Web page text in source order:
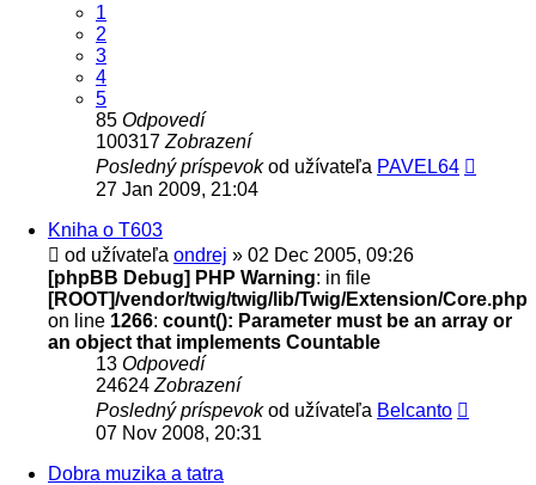
1
2
3
4
5
85 Odpovedí
100317 Zobrazení
Posledný príspevokod užívateľa PAVEL64
27 Jan 2009, 21:04
Kniha o T603
od užívateľa ondrej » 02 Dec 2005, 09:26
[phpBB Debug] PHP Warning: in file
[ROOT]/vendor/twig/twig/lib/Twig/Extension/Core.php
on line 1266: count(): Parameter must be an array or
an object that implements Countable
13 Odpovedí
24624 Zobrazení
Posledný príspevokod užívateľa Belcanto
07 Nov 2008, 20:31
Dobra muzika a tatra